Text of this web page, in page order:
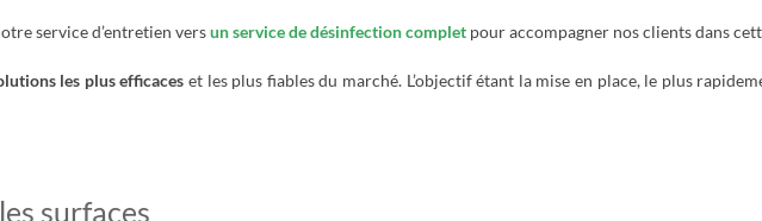
service d’entretien versun service de désinfection complet pour accompagner nos clients dans
les plus efficaces et les plus fiables du marché. L’objectif étant la mise en place, le plus
surfaces